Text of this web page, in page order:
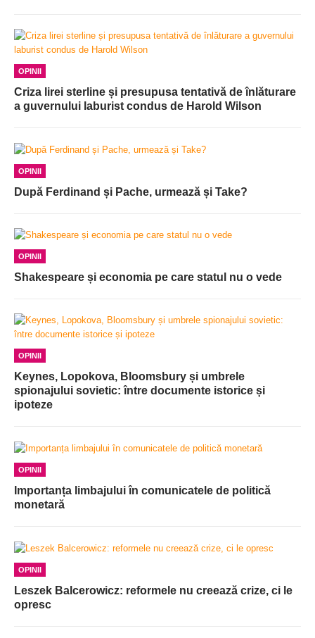
OPINII
Criza lirei sterline și presupusa tentativă de înlăturare
a guvernului laburist condus de Harold Wilson
OPINII
După Ferdinand și Pache, urmează și Take?
OPINII
Shakespeare și economia pe care statul nu o vede
OPINII
Keynes, Lopokova, Bloomsbury și umbrele
spionajului sovietic: între documente istorice și
ipoteze
OPINII
Importanța limbajului în comunicatele de politică
monetară
OPINII
Leszek Balcerowicz: reformele nu creează crize, ci le
opresc